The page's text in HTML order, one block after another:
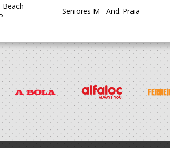
Beach
Seniores M - And. Praia
ACADEMICA
SUB-20 M
OSN - AP Seniores M - And. Praia
Sport SUB-18 M / SUB-20 M